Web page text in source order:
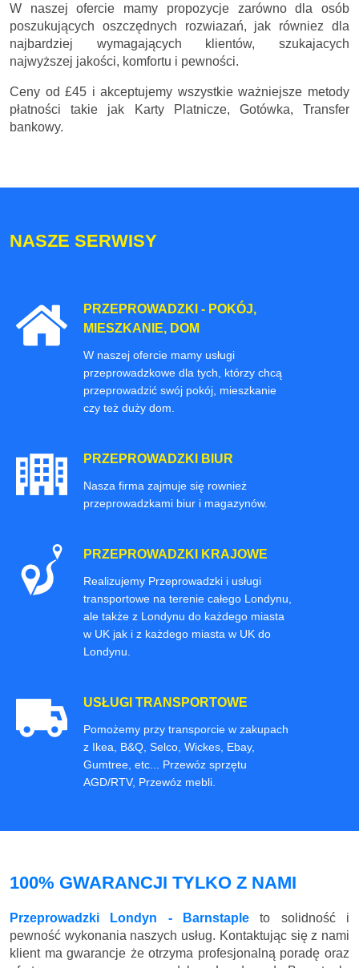
W naszej ofercie mamy propozycje zarówno dla osób
poszukujących oszczędnych rozwiazań, jak równiez dla
najbardziej wymagających klientów, szukajacych
najwyższej jakości, komfortu i pewności.
Ceny od £45 i akceptujemy wszystkie ważniejsze metody
płatności takie jak Karty Platnicze, Gotówka, Transfer
bankowy.
NASZE SERWISY
PRZEPROWADZKI - POKÓJ,
MIESZKANIE, DOM
W naszej ofercie mamy usługi
przeprowadzkowe dla tych, którzy chcą
przeprowadzić swój pokój, mieszkanie
czy też duży dom.
PRZEPROWADZKI BIUR
Nasza firma zajmuje się rownież
przeprowadzkami biur i magazynów.
PRZEPROWADZKI KRAJOWE
Realizujemy Przeprowadzki i usługi
transportowe na terenie całego Londynu,
ale także z Londynu do każdego miasta
w UK jak i z każdego miasta w UK do
Londynu.
USŁUGI TRANSPORTOWE
Pomożemy przy transporcie w zakupach
z Ikea, B&Q, Selco, Wickes, Ebay,
Gumtree, etc... Przewóz sprzętu
AGD/RTV, Przewóz mebli.
100% GWARANCJI TYLKO Z NAMI
Przeprowadzki Londyn - Barnstaple to solidność i
pewność wykonania naszych usług. Kontaktując się z nami
klient ma gwarancje że otrzyma profesjonalną poradę oraz